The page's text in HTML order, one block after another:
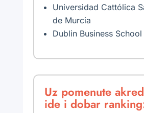
Universidad Cattólica
de Murcia
Dublin Business School
Uz pomenute
ide i dobar